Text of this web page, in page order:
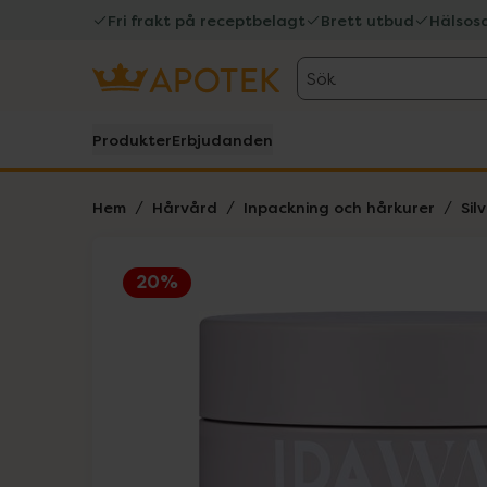
Fri frakt på receptbelagt Brett utbud
Sök
ProdukterErbjudanden
Hem Hårvård Inpackning och hårkurer
20%